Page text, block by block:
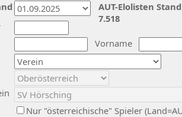
Vorname
Nur "österreichische" Spieler
AUT-Elolisten
7.518